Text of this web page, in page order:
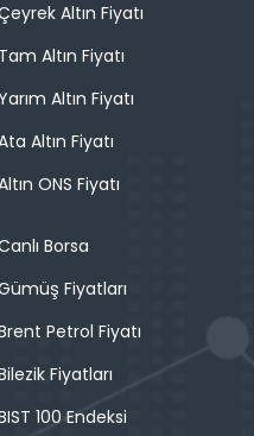
Altın Fiyatı
Tam Altın Fiyatı
Altın Fiyatı
Altın Fiyatı
ONS Fiyatı
Borsa
Fiyatları
Petrol Fiyatı
Fiyatları
100 Endeksi